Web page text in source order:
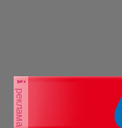
реклама